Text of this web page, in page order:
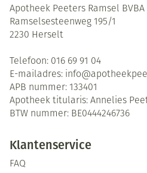
Apotheek Peeters Ramsel BVBA
Ramselsesteenweg 195/1
2230 Herselt
Telefoon: 016 69 91 04
E-mailadres: info@
APB nummer: 133401
Apotheek titularis: Annelies
BTW nummer: BE0444246736
Klantenservice
FAQ